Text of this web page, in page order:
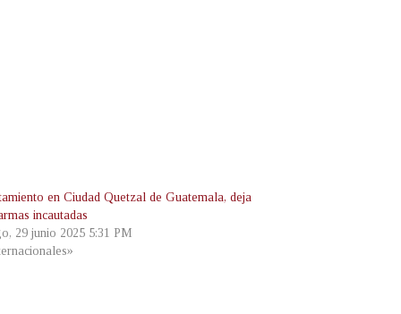
en Ciudad Quetzal de Guatemala, deja
incautadas
29 junio 2025 5:31 PM